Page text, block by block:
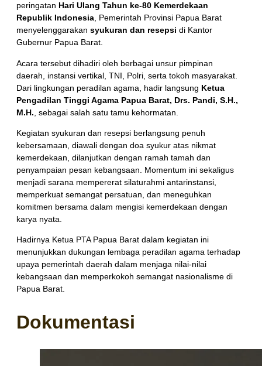
peringatan Hari Ulang Tahun ke-80 Kemerdekaan
Republik Indonesia, Pemerintah Provinsi Papua Barat
menyelenggarakan syukuran dan resepsi di Kantor
Gubernur Papua Barat.
Acara tersebut dihadiri oleh berbagai unsur pimpinan
daerah, instansi vertikal, TNI, Polri, serta tokoh masyarakat.
Dari lingkungan peradilan agama, hadir langsung Ketua
Pengadilan Tinggi Agama Papua Barat, Drs. Pandi, S.H.,
M.H. , sebagai salah satu tamu kehormatan.
Kegiatan syukuran dan resepsi berlangsung penuh
kebersamaan, diawali dengan doa syukur atas nikmat
kemerdekaan, dilanjutkan dengan ramah tamah dan
penyampaian pesan kebangsaan. Momentum ini sekaligus
menjadi sarana mempererat silaturahmi antarinstansi,
memperkuat semangat persatuan, dan meneguhkan
komitmen bersama dalam mengisi kemerdekaan dengan
karya nyata.
Hadirnya Ketua PTA Papua Barat dalam kegiatan ini
menunjukkan dukungan lembaga peradilan agama terhadap
upaya pemerintah daerah dalam menjaga nilai-nilai
kebangsaan dan memperkokoh semangat nasionalisme di
Papua Barat.
Dokumentasi